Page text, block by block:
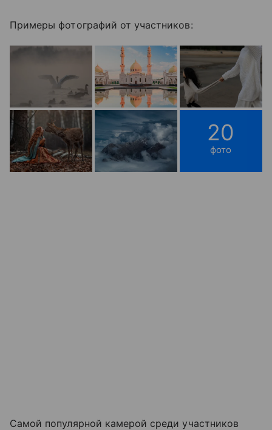
Примеры фотографий от участников:
20
фото
Самой популярной камерой среди участников